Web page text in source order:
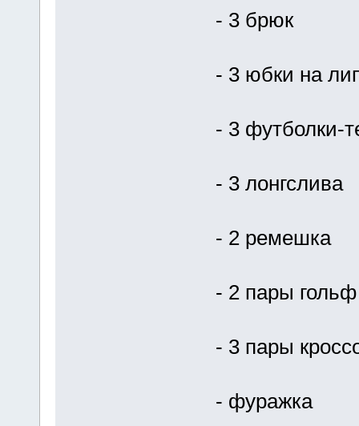
- 3 брюк
- 3 юбки на
- 3 футболки-
- 3 лонгслива
- 2 ремешка
- 2 пары гольф
- 3 пары
- фуражка